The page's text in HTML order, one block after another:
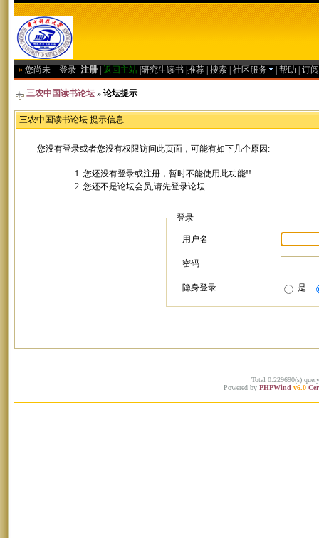
» 您尚未 登录 注册 返回主站 研究生读书 推荐 搜索 社区服务 帮助 订
三农中国读书论坛 » 论坛提示
三农中国读书论坛 提示信息
您没有登录或者您没有权限访问此页面，可能有如下几个原因:
您还没有登录或注册，暂时不能使用此功能!!
您还不是论坛会员,请先登录论坛
登录
用户名
密码
隐身登录 是
Total 0.229690(s)
Powered by PHPWind v6.0